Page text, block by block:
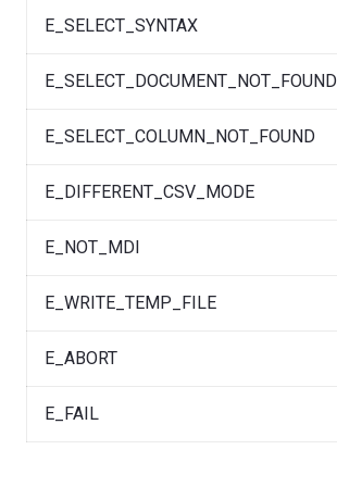
E_SELECT_SYNTAX
E_SELECT_DOCUMENT_NOT_FOUND
E_SELECT_COLUMN_NOT_FOUND
E_DIFFERENT_CSV_MODE
E_NOT_MDI
E_WRITE_TEMP_FILE
E_ABORT
E_FAIL